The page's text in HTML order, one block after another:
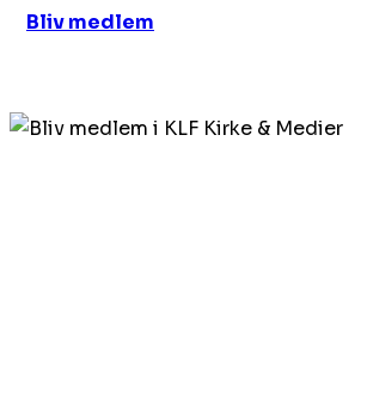
Bliv medlem